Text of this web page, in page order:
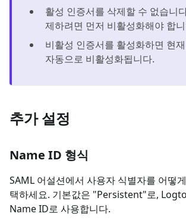
활성 인증서를 삭제할 수 없습니
제하려면 먼저 비활성화해야 합
비활성 인증서를 활성화하면 현
자동으로 비활성화됩니다.
추가 설정
Name ID 형식
SAML 어설션에서 사용자 식별자를 어떻
택하세요. 기본값은 "Persistent"로,
Name ID로 사용합니다.